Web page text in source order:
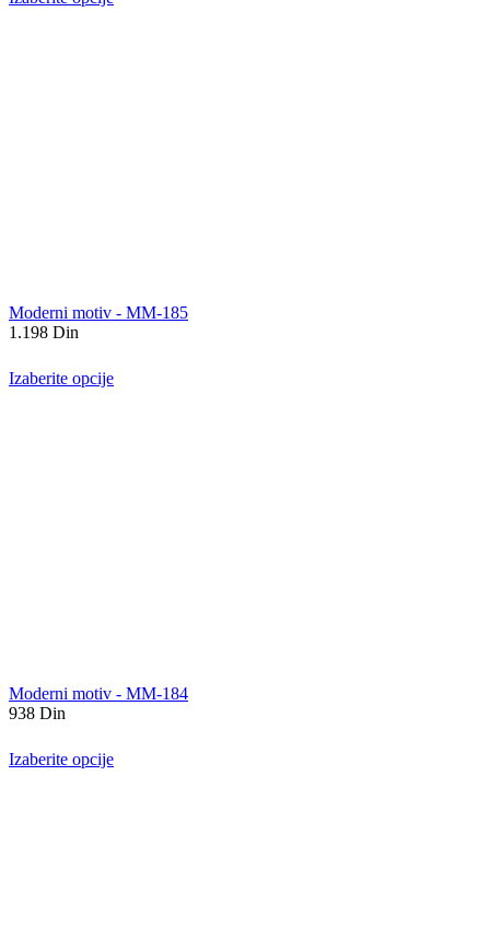
Moderni motiv - MM-185
1.198 Din
Izaberite opcije
Moderni motiv - MM-184
938 Din
Izaberite opcije